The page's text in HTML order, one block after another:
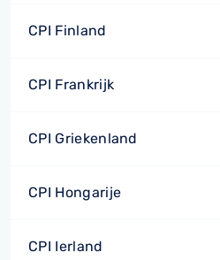
CPI Finland
CPI Frankrijk
CPI Griekenland
CPI Hongarije
CPI Ierland